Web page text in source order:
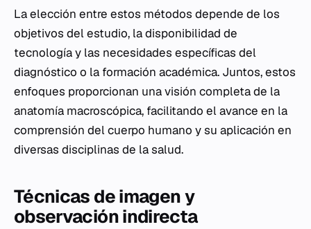
La elección entre estos métodos depende de los
objetivos del estudio, la disponibilidad de
tecnología y las necesidades específicas del
diagnóstico o la formación académica. Juntos, estos
enfoques proporcionan una visión completa de la
anatomía macroscópica, facilitando el avance en la
comprensión del cuerpo humano y su aplicación en
diversas disciplinas de la salud.
Técnicas de imagen y
observación indirecta